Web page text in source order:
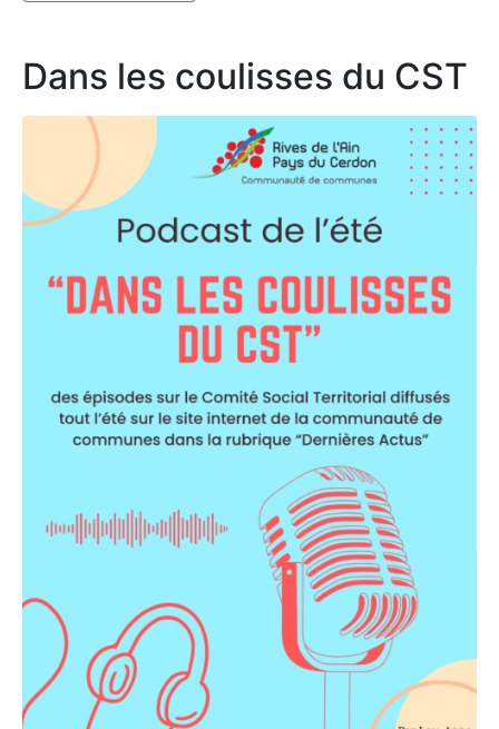
Dans les coulisses du CST